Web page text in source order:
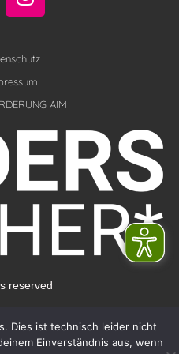
n
s
a
g
r
a
m
AIM
reserved
Dies ist technisch leider nicht
Einverständnis aus, wenn